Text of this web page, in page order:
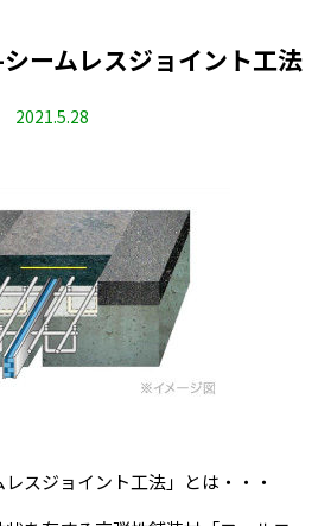
ームレスジョイント工法
2021.5.28
スジョイント工法」とは・・・